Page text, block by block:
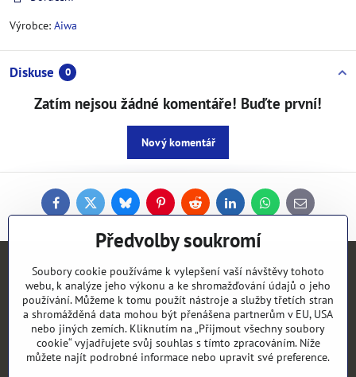
Výrobce: Aiwa
Diskuse 0
Zatím nejsou žádné komentáře! Buďte první!
Nový komentář
FacebookTwitterBlueskyPinterestReddit LinkedInWhatsApp
E-
mail
Kontakty
Objednávky
Vše k nákupu
Předvolby soukromí
Soubory cookie používáme k vylepšení vaší návštěvy tohoto
webu, k analýze jeho výkonu a ke shromažďování údajů o jeho
používání. Můžeme k tomu použít nástroje a služby třetích stran
a shromážděná data mohou být přenášena partnerům v EU, USA
nebo jiných zemích. Kliknutím na „Přijmout všechny soubory
cookie“ vyjadřujete svůj souhlas s tímto zpracováním. Níže
můžete najít podrobné informace nebo upravit své preference.